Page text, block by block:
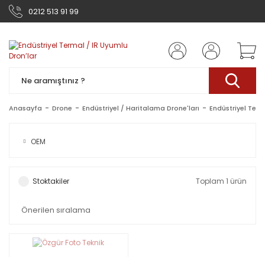
0212 513 91 99
Anasayfa Drone Endüstriyel / Haritalama Drone'ları Endüstriyel
OEM
Stoktakiler Toplam 1 ürün